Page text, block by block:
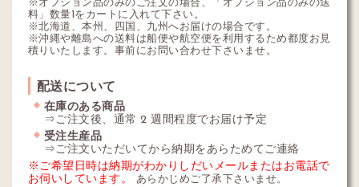
※オプション品のみのご注文の場合、「オプション品のみの送
料」数量1をカートに入れて下さい。
※北海道、本州、四国、九州へお届けの場合です。
※沖縄や離島への送料は船便や航空便を利用するため都度お見
積りいたします。事前にお問い合わせ下さいませ。
配送について
在庫のある商品
⇒ご注文後、通常 2 週間程度でお届け予定
受注生産品
⇒ご注文いただいてから納期をあらためてご連絡
※ご希望日時は納期がわかりしだいメールまたはお電話で
お伺いしています。
あらかじめご了承下さいませ。